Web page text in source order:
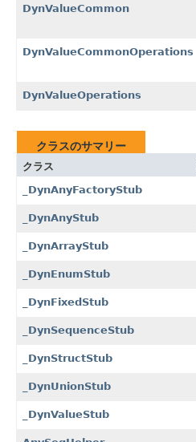
DynValueCommon
DynValueCommonOperations
DynValueOperations
クラスのサマリー
クラス
_DynAnyFactoryStub
_DynAnyStub
_DynArrayStub
_DynEnumStub
_DynFixedStub
_DynSequenceStub
_DynStructStub
_DynUnionStub
_DynValueStub